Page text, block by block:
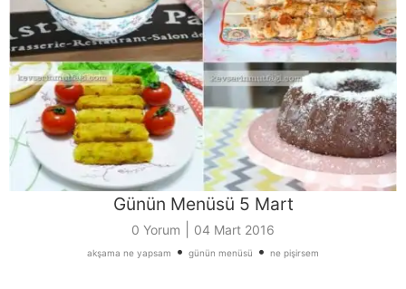
Günün Menüsü 5 Mart
0 Yorum 04 Mart 2016
akşama ne yapsam • günün menüsü • ne pişirsem